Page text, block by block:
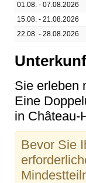
01.08. - 07.08.2026
15.08. - 21.08.2026
22.08. - 28.08.2026
Sie erleben
Eine
in Château-
Bevor Sie